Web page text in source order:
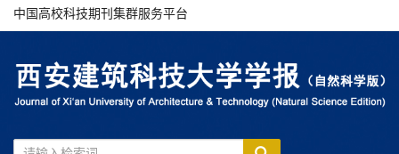
中国高校科技期刊集群服务平台